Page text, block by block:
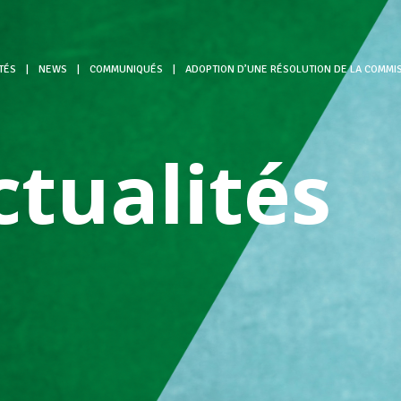
NEWS COMMUNIQUÉS
ADOPTION D’UNE RÉSOLUTION DE LA